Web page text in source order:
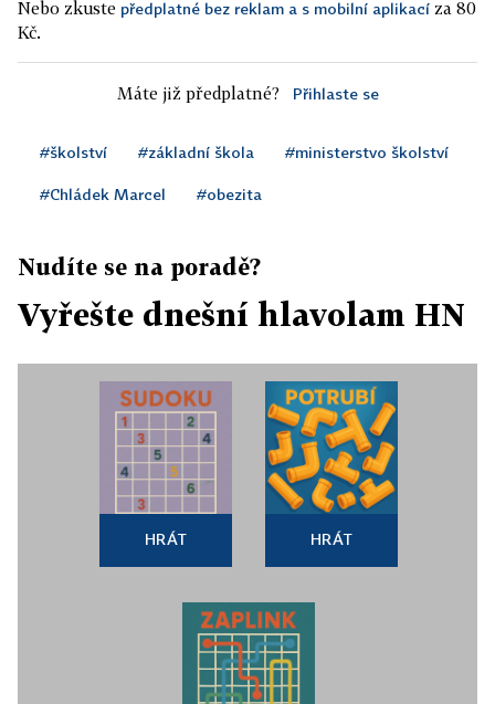
Nebo zkuste předplatné bez reklam a s mobilní aplikací za 80
Kč.
Máte již předplatné? Přihlaste se
#školství #základní škola #ministerstvo školství
#Chládek Marcel #obezita
Nudíte se na poradě?
Vyřešte dnešní hlavolam HN
HRÁT HRÁT